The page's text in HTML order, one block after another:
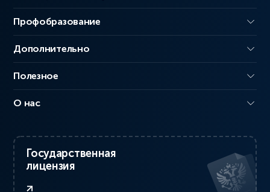
Профобразование
Дополнительно
Полезное
О нас
Государственная
лицензия